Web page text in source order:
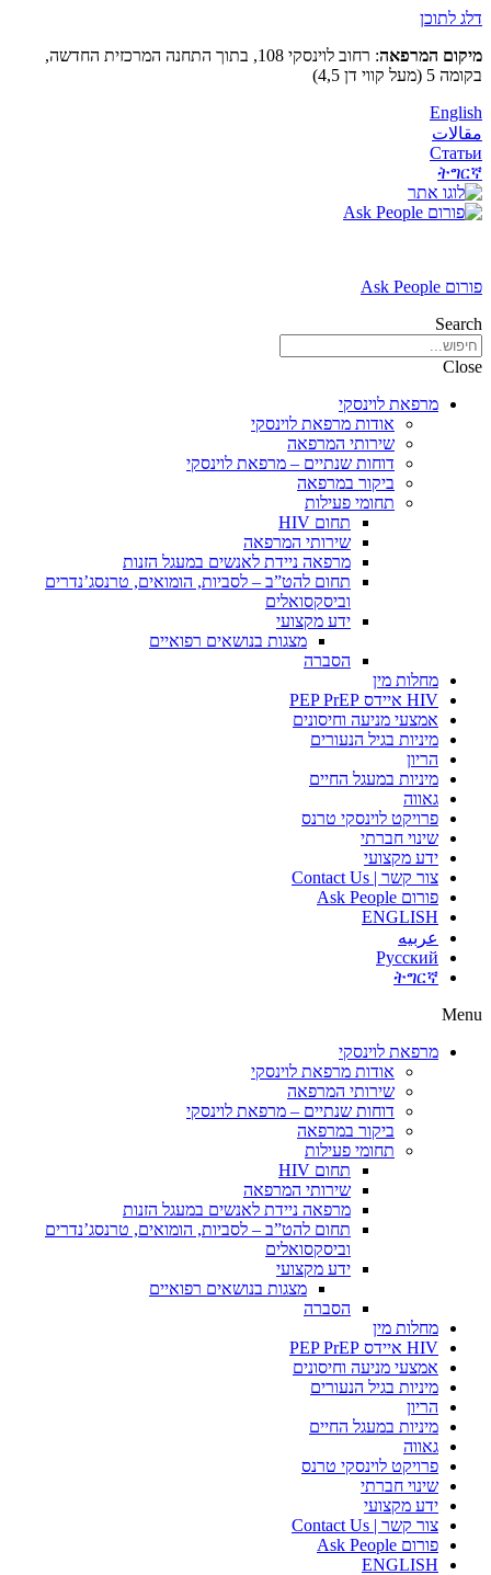
דלג לתוכן
מיקום המרפאה
: רחוב לוינסקי 108, בתוך התחנה המרכזית החדשה,
בקומה 5 (מעל קווי דן 4,5)
English
مقالات
Статьи
ትግርኛ
פורום Ask People
Search
Close
מרפאת לוינסקי
אודות מרפאת לוינסקי
שירותי המרפאה
דוחות שנתיים – מרפאת לוינסקי
ביקור במרפאה
תחומי פעילות
תחום HIV
שירותי המרפאה
מרפאה ניידת לאנשים במעגל הזנות
תחום להט”ב – לסביות, הומואים, טרנסג’נדרים
וביסקסואלים
ידע מקצועי
מצגות בנושאים רפואיים
הסברה
מחלות מין
HIV איידס PEP PrEP
אמצעי מניעה וחיסונים
מיניות בגיל הנעורים
הריון
מיניות במעגל החיים
גאווה
פרויקט לוינסקי טרנס
שינוי חברתי
ידע מקצועי
צור קשר | Contact Us
פורום Ask People
ENGLISH
عربيه
Русский
ትግርኛ
Menu
מרפאת לוינסקי
אודות מרפאת לוינסקי
שירותי המרפאה
דוחות שנתיים – מרפאת לוינסקי
ביקור במרפאה
תחומי פעילות
תחום HIV
שירותי המרפאה
מרפאה ניידת לאנשים במעגל הזנות
תחום להט”ב – לסביות, הומואים, טרנסג’נדרים
וביסקסואלים
ידע מקצועי
מצגות בנושאים רפואיים
הסברה
מחלות מין
HIV איידס PEP PrEP
אמצעי מניעה וחיסונים
מיניות בגיל הנעורים
הריון
מיניות במעגל החיים
גאווה
פרויקט לוינסקי טרנס
שינוי חברתי
ידע מקצועי
צור קשר | Contact Us
פורום Ask People
ENGLISH